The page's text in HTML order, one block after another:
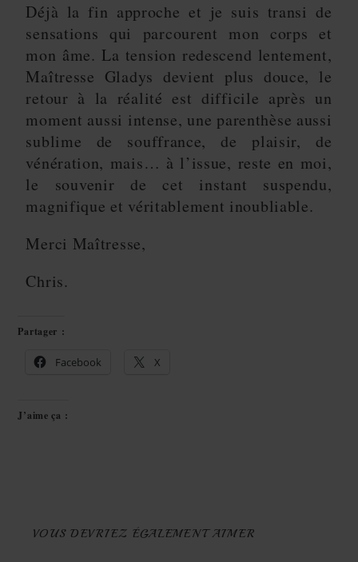
Déjà la fin approche et je suis transi de
sensations qui parcourent mon corps et
mon âme. La tension redescend lentement,
Maîtresse Gladys devient plus douce, le
retour à la réalité est difficile après un
moment aussi intense, une parenthèse aussi
sublime de souffrance, de plaisir, de
vénération, mais… à l’issue, reste en moi,
le souvenir de cet instant suspendu,
magnifique et véritablement inoubliable.
Merci Maîtresse,
Chris.
Partager :
Facebook X
J’aime ça :
VOUS DEVRIEZ ÉGALEMENT AIMER